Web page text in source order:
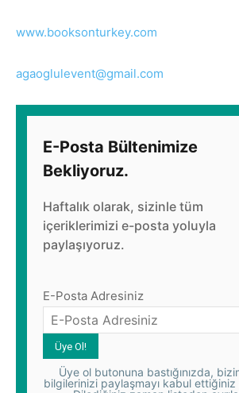
www.booksonturkey.com
agaoglulevent@gmail.com
E-Posta Bültenimize
Bekliyoruz.
Haftalık olarak, sizinle tüm
içeriklerimizi e-posta yoluyla
paylaşıyoruz.
E-Posta Adresiniz
Üye ol butonuna bastığınızda,
bilgilerinizi paylaşmayı kabul ettiğiniz